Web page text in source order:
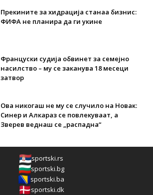
Прекините за хидрација станаа бизнис:
ФИФА не планира да ги укине
Француски судија обвинет за семејно
насилство – му се заканува 18 месеци
затвор
Ова никогаш не му се случило на Новак:
Синер и Алкараз се повлекуваат, а
Зверев веднаш се „распадна“
sportski.rs
sportski.bg
sportski.ba
sportski.dk